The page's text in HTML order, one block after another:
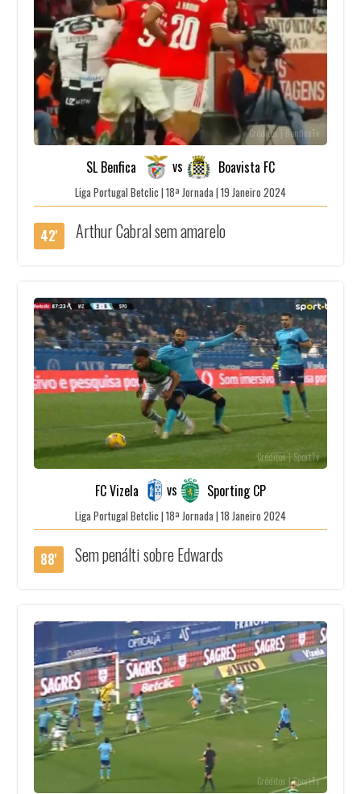
Créditos | BenficaTv
SL Benfica vs Boavista FC
Liga Portugal Betclic | 18ª Jornada | 19 Janeiro 2024
42' Arthur Cabral sem amarelo
Créditos | SportTv
FC Vizela vs Sporting CP
Liga Portugal Betclic | 18ª Jornada | 18 Janeiro 2024
88' Sem penálti sobre Edwards
Créditos | SportTv